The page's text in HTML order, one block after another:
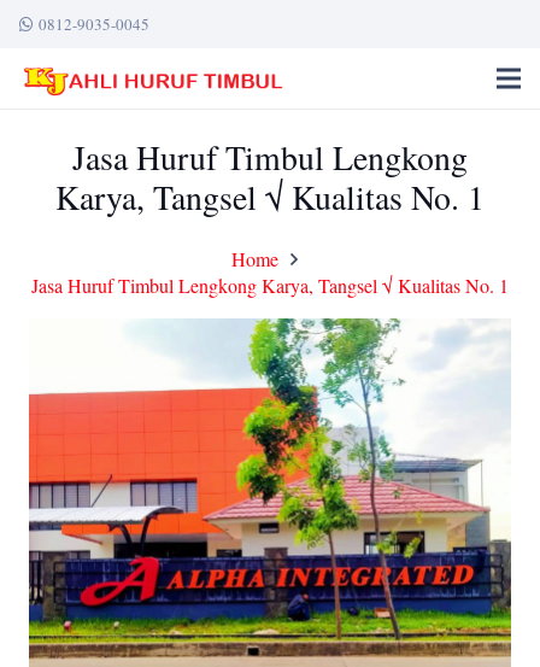
0812-9035-0045
Jasa Huruf Timbul Lengkong
Karya, Tangsel √ Kualitas No. 1
Home
Jasa Huruf Timbul Lengkong Karya, Tangsel √ Kualitas No. 1